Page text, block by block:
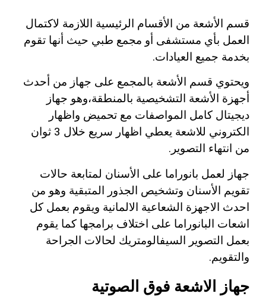
قسم الأشعة من الأقسام الرئيسية اللازمة لاكتمال
العمل بأي مستشفى أو مجمع طبي حيث أنها تقوم
بخدمة جميع العيادات.
ويحتوي قسم الأشعة بالمجمع على جهاز من أحدث
أجهزة الأشعة التشخيصية بالمنطقة،وهو جهاز
ديجيتال كامل المواصفات مع تحميض واظهار
الكتروني للاشعة يعطي اظهار سريع خلال 3 ثوان
من انتهاء التصوير.
جهاز لعمل بانوراما على الأسنان لمتابعة حالات
تقويم الأسنان وتشخيص الجذور المتبقية وهو من
احدث الاجهزة الشعاعية الالمانية ويقوم بعمل كل
اشعات البانوراما على اختلاف برامجها كما يقوم
بعمل التصوير السيفالومتريك لحالات الجراحة
والتقويم.
جهاز الاشعة فوق الصوتية